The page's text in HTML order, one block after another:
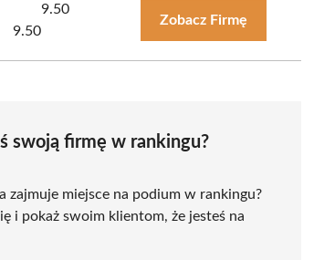
9.50
9.50
Zobacz Firmę
swoją firmę w rankingu?
zajmuje miejsce na podium w rankingu?
i pokaż swoim klientom, że jesteś na